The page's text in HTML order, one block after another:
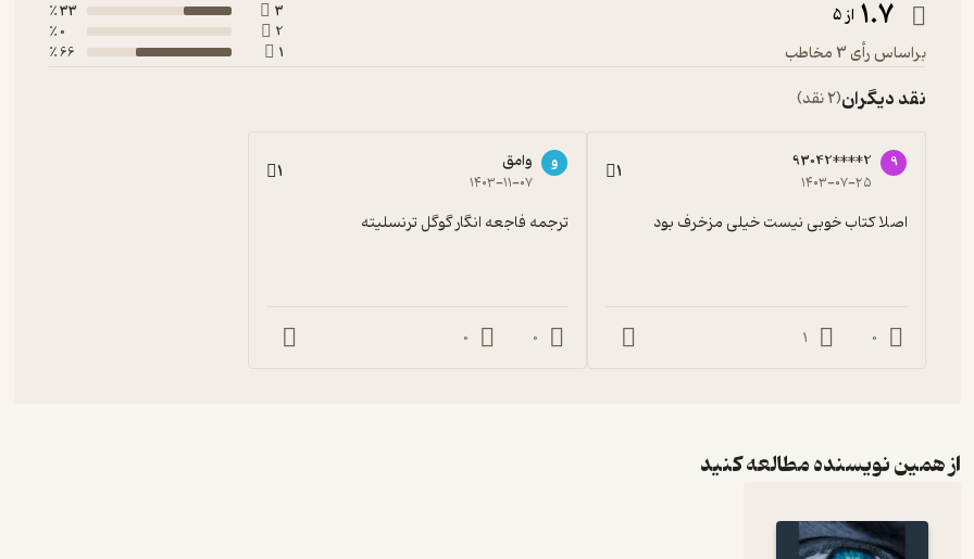
1.7 از 5
براساس رأی 3 مخاطب
3
33 ٪
2
0 ٪
1
66 ٪
نقد دیگران(2 نقد)
9
93042****2
۱۴۰۳-۰۷-۲۵ 1
اصلا کتاب خوبی نیست خیلی مزخرف بود
0
1
و وامق
۱۴۰۳-۱۱-۰۷ 1
ترجمه فاجعه انگار گوگل ترنسلیته
0
0
از همین نویسنده مطالعه کنید